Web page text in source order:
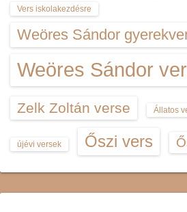
Vers iskolakezdésre
Weöres Sándor
Weöres Sándor
Zelk Zoltán verse Állatos
újévi versek Őszi vers